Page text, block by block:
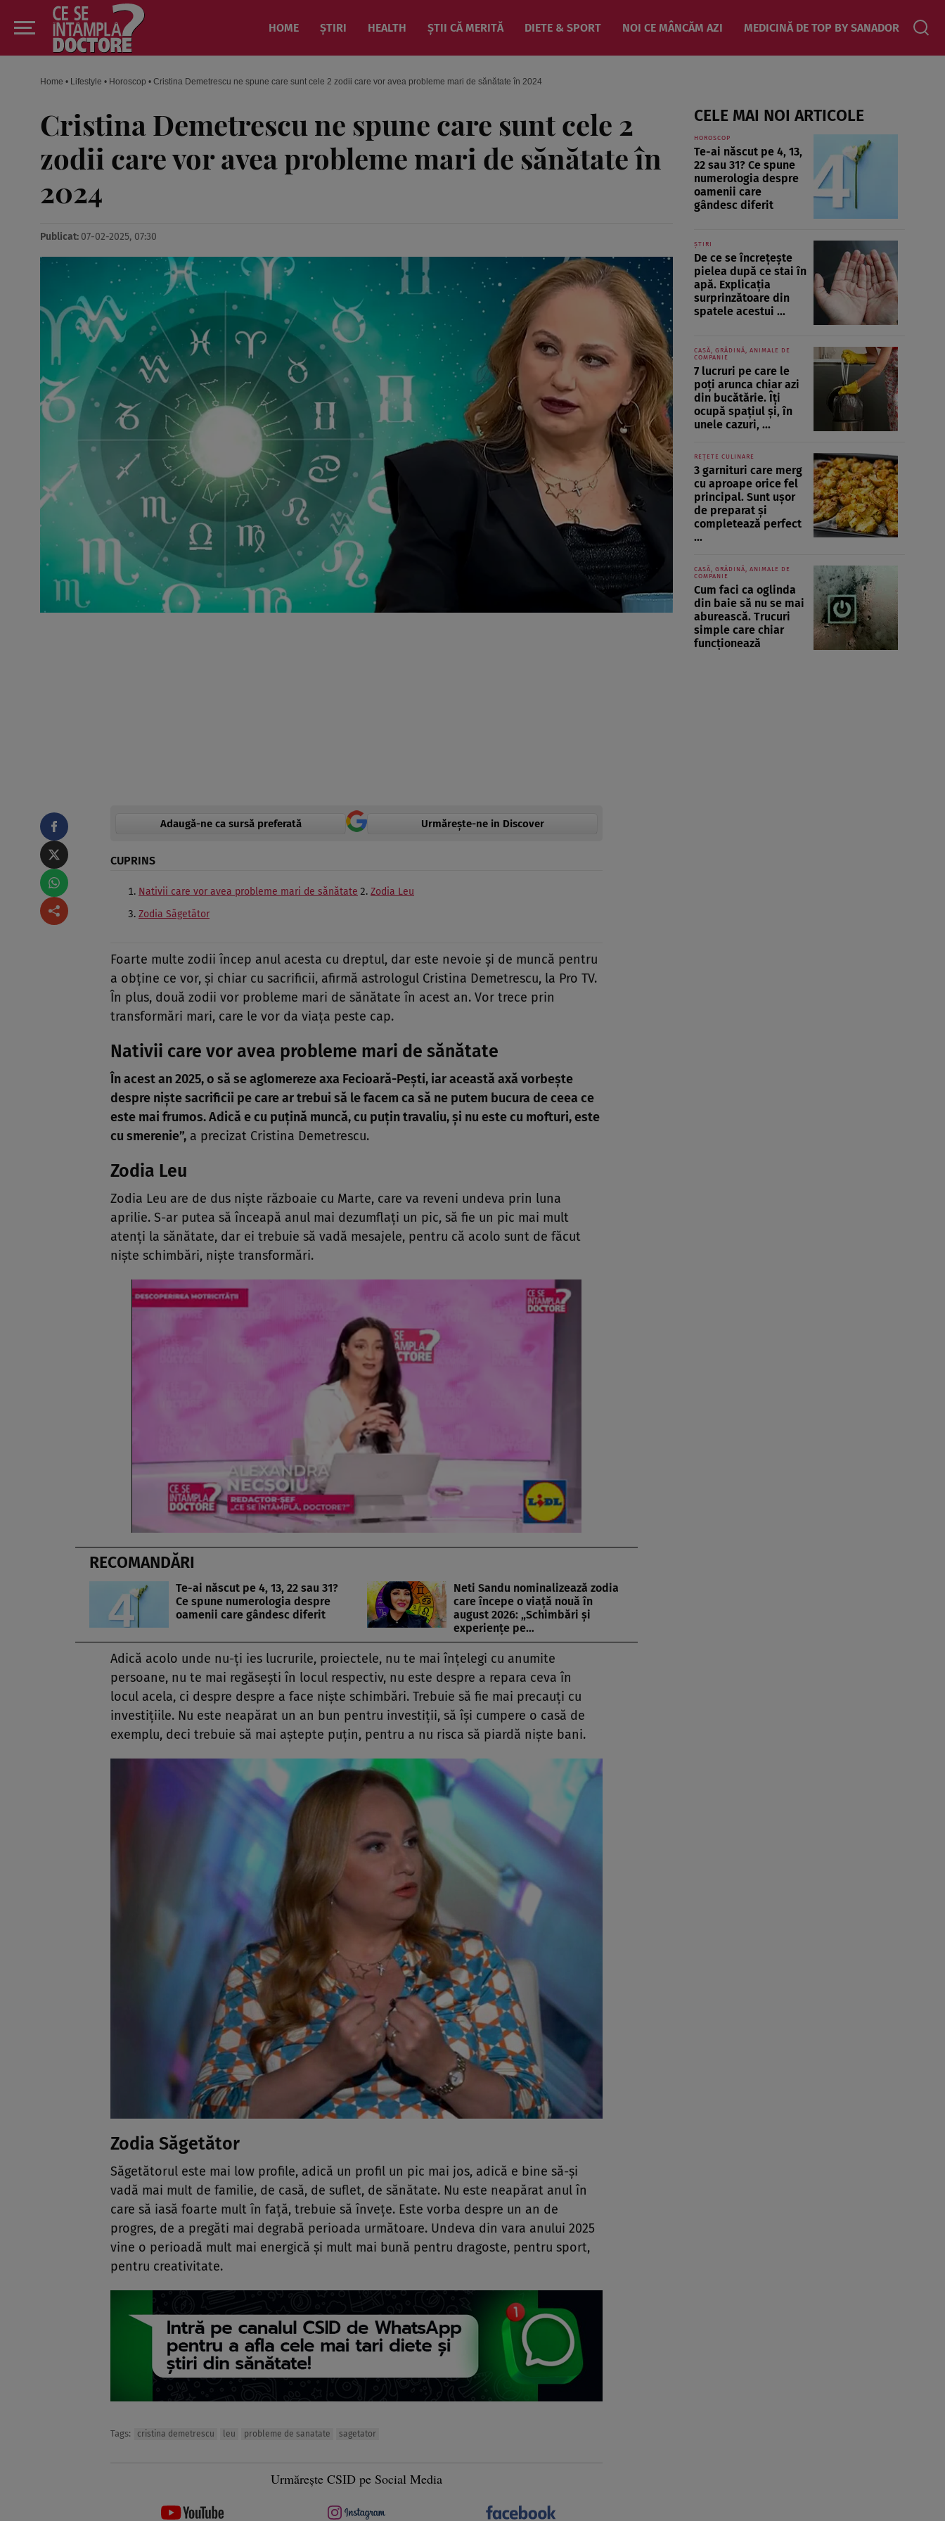
HOME ȘTIRI HEALTH ȘTII CĂ MERITĂ DIETE & SPORT NOI CE MÂNCĂM AZI MEDICINĂ DE TOP BY SANADOR
Home • Lifestyle • Horoscop • Cristina Demetrescu ne spune care sunt cele 2 zodii care vor avea probleme mari de sănătate în 2024
Cristina Demetrescu ne spune care sunt cele 2
zodii care vor avea probleme mari de sănătate în
2024
Publicat: 07-02-2025, 07:30
Adaugă-ne ca sursă preferată Urmărește-ne in Discover
CUPRINS
Nativii care vor avea probleme mari de sănătate
Zodia Leu
Zodia Săgetător
Foarte multe zodii încep anul acesta cu dreptul, dar este nevoie și de muncă pentru
a obține ce vor, și chiar cu sacrificii, afirmă astrologul Cristina Demetrescu, la Pro TV.
În plus, două zodii vor probleme mari de sănătate în acest an. Vor trece prin
transformări mari, care le vor da viața peste cap.
Nativii care vor avea probleme mari de sănătate
În acest an 2025, o să se aglomereze axa Fecioară-Pești, iar această axă vorbește
despre niște sacrificii pe care ar trebui să le facem ca să ne putem bucura de ceea ce
este mai frumos. Adică e cu puțină muncă, cu puțin travaliu, și nu este cu mofturi, este
cu smerenie”, a precizat Cristina Demetrescu.
Zodia Leu
Zodia Leu are de dus niște războaie cu Marte, care va reveni undeva prin luna
aprilie. S-ar putea să înceapă anul mai dezumflați un pic, să fie un pic mai mult
atenți la sănătate, dar ei trebuie să vadă mesajele, pentru că acolo sunt de făcut
niște schimbări, niște transformări.
RECOMANDĂRI
Te-ai născut pe 4, 13, 22 sau 31?
Ce spune numerologia despre
oamenii care gândesc diferit
Neti Sandu nominalizează zodia
care începe o viață nouă în
august 2026: „Schimbări și
experiențe pe…
Adică acolo unde nu-ți ies lucrurile, proiectele, nu te mai înțelegi cu anumite
persoane, nu te mai regăsești în locul respectiv, nu este despre a repara ceva în
locul acela, ci despre despre a face niște schimbări. Trebuie să fie mai precauți cu
investițiile. Nu este neapărat un an bun pentru investiții, să își cumpere o casă de
exemplu, deci trebuie să mai aștepte puțin, pentru a nu risca să piardă niște bani.
Zodia Săgetător
Săgetătorul este mai low profile, adică un profil un pic mai jos, adică e bine să-și
vadă mai mult de familie, de casă, de suflet, de sănătate. Nu este neapărat anul în
care să iasă foarte mult în față, trebuie să învețe. Este vorba despre un an de
progres, de a pregăti mai degrabă perioada următoare. Undeva din vara anului 2025
vine o perioadă mult mai energică și mult mai bună pentru dragoste, pentru sport,
pentru creativitate.
Tags: cristina demetrescu leu probleme de sanatate sagetator
Urmărește CSID pe Social Media
CELE MAI NOI ARTICOLE
HOROSCOP
Te-ai născut pe 4, 13,
22 sau 31? Ce spune
numerologia despre
oamenii care
gândesc diferit
ȘTIRI
De ce se încrețește
pielea după ce stai în
apă. Explicația
surprinzătoare din
spatele acestui ...
CASĂ, GRĂDINĂ, ANIMALE DE
COMPANIE
7 lucruri pe care le
poți arunca chiar azi
din bucătărie. Îți
ocupă spațiul și, în
unele cazuri, ...
REȚETE CULINARE
3 garnituri care merg
cu aproape orice fel
principal. Sunt ușor
de preparat și
completează perfect
...
CASĂ, GRĂDINĂ, ANIMALE DE
COMPANIE
Cum faci ca oglinda
din baie să nu se mai
aburească. Trucuri
simple care chiar
funcționează